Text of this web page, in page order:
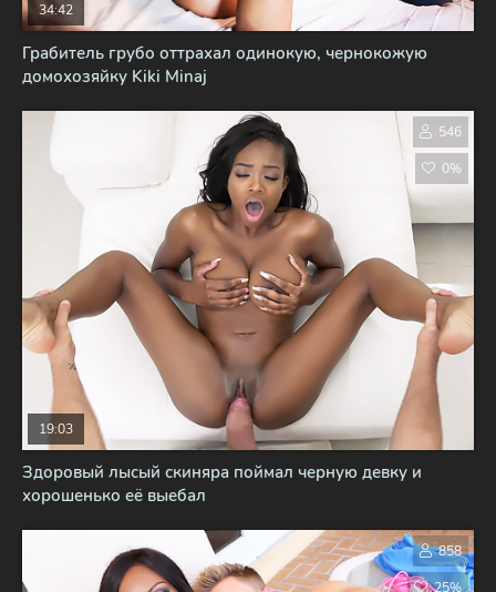
Грабитель грубо оттрахал одинокую, чернокожую
домохозяйку Kiki Minaj
34:42
Здоровый лысый скиняра поймал черную девку и
хорошенько её выебал
19:03
546
0%
858
25%